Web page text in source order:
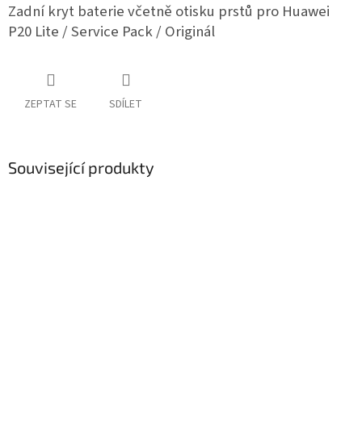
Zadní kryt baterie včetně otisku prstů pro Huawei
P20 Lite / Service Pack / Originál
ZEPTAT SE SDÍLET
Související produkty